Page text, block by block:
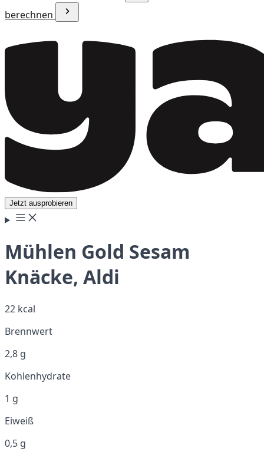
berechnen
Jetzt ausprobieren
Mühlen Gold Sesam
Knäcke, Aldi
22 kcal
Brennwert
2,8 g
Kohlenhydrate
1 g
Eiweiß
0,5 g